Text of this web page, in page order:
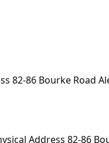
82-86 Bourke Road